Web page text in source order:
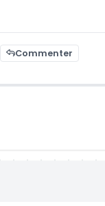
Commenter